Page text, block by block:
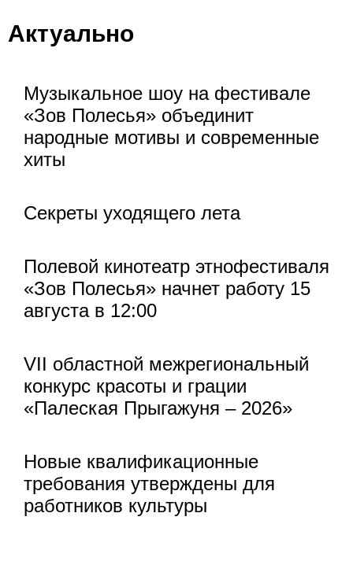
Актуально
Музыкальное шоу на фестивале
«Зов Полесья» объединит
народные мотивы и современные
хиты
Секреты уходящего лета
Полевой кинотеатр этнофестиваля
«Зов Полесья» начнет работу 15
августа в 12:00
VII областной межрегиональный
конкурс красоты и грации
«Палеская Прыгажуня – 2026»
Новые квалификационные
требования утверждены для
работников культуры